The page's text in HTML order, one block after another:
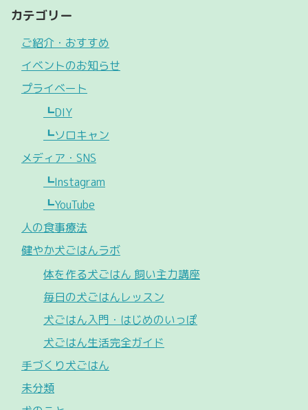
カテゴリー
ご紹介・おすすめ
イベントのお知らせ
プライベート
┗DIY
┗ソロキャン
メディア・SNS
┗Instagram
┗YouTube
人の食事療法
健やか犬ごはんラボ
体を作る犬ごはん 飼い主力講座
毎日の犬ごはんレッスン
犬ごはん入門・はじめのいっぽ
犬ごはん生活完全ガイド
手づくり犬ごはん
未分類